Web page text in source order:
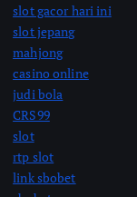
slot gacor hari ini
slot jepang
mahjong
casino online
judi bola
CRS99
slot
rtp slot
link sbobet